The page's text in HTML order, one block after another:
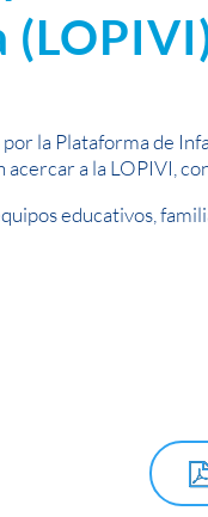
la Plataforma de
acercar a la LOPIVI,
educativos,